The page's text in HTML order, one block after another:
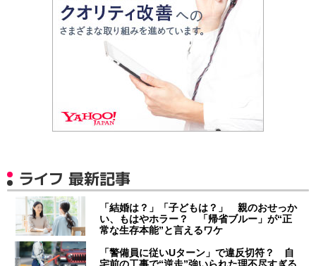
ライフ 最新記事
「結婚は？」「子どもは？」 親のおせっか
い、もはやホラー？ 「帰省ブルー」が“正
常な生存本能”と言えるワケ
「警備員に従いUターン」で違反切符？ 自
宅前の工事で“逆走”強いられた理不尽すぎる